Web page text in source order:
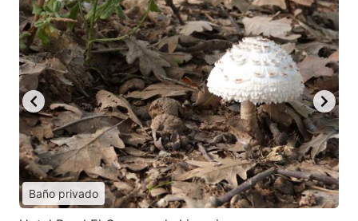
Baño privado